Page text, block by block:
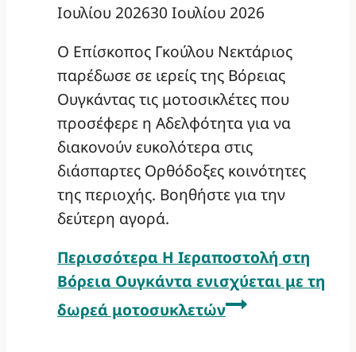
Ιουλίου 202630 Ιουλίου 2026
Ο Επίσκοπος Γκούλου Νεκτάριος
παρέδωσε σε ιερείς της Βόρειας
Ουγκάντας τις μοτοσικλέτες που
προσέφερε η Αδελφότητα για να
διακονούν ευκολότερα στις
διάσπαρτες Ορθόδοξες κοινότητες
της περιοχής. Βοηθήστε για την
δεύτερη αγορά.
Περισσότερα Η Ιεραποστολή στη
Βόρεια Ουγκάντα ενισχύεται με τη
δωρεά μοτοσυκλετών